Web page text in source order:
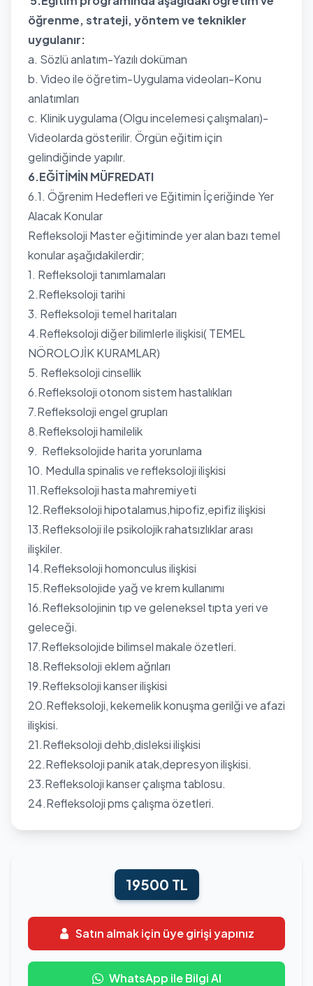
öğrenme, strateji, yöntem ve teknikler
uygulanır:
a. Sözlü anlatım-Yazılı doküman
b. Video ile öğretim-Uygulama videoları-Konu
anlatımları
c. Klinik uygulama (Olgu incelemesi çalışmaları)-
Videolarda gösterilir. Örgün eğitim için
gelindiğinde yapılır.
6.EĞİTİMİN MÜFREDATI
6.1. Öğrenim Hedefleri ve Eğitimin İçeriğinde Yer
Alacak Konular
Refleksoloji Master eğitiminde yer alan bazı temel
konular aşağıdakilerdir;
1. Refleksoloji tanımlamaları
2.Refleksoloji tarihi
3. Refleksoloji temel haritaları
4.Refleksoloji diğer bilimlerle ilişkisi( TEMEL
NÖROLOJİK KURAMLAR)
5. Refleksoloji cinsellik
6.Refleksoloji otonom sistem hastalıkları
7.Refleksoloji engel grupları
8.Refleksoloji hamilelik
9. Refleksolojide harita yorunlama
10. Medulla spinalis ve refleksoloji ilişkisi
11.Refleksoloji hasta mahremiyeti
12.Refleksoloji hipotalamus,hipofiz,epifiz ilişkisi
13.Refleksoloji ile psikolojik rahatsızlıklar arası
ilişkiler.
14.Refleksoloji homonculus ilişkisi
15.Refleksolojide yağ ve krem kullanımı
16.Refleksolojinin tıp ve geleneksel tıpta yeri ve
geleceği.
17.Refleksolojide bilimsel makale özetleri.
18.Refleksoloji eklem ağrıları
19.Refleksoloji kanser ilişkisi
20.Refleksoloji, kekemelik konuşma gerilği ve afazi
ilişkisi.
21.Refleksoloji dehb,disleksi ilişkisi
22.Refleksoloji panik atak,depresyon ilişkisi.
23.Refleksoloji kanser çalışma tablosu.
24.Refleksoloji pms çalışma özetleri.
19500 TL
Satın almak için üye girişi yapınız
WhatsApp ile Bilgi Al